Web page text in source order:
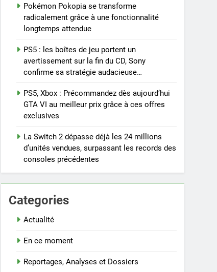
Pokémon Pokopia se transforme
radicalement grâce à une fonctionnalité
longtemps attendue
PS5 : les boîtes de jeu portent un
avertissement sur la fin du CD, Sony
confirme sa stratégie audacieuse…
PS5, Xbox : Précommandez dès aujourd’hui
GTA VI au meilleur prix grâce à ces offres
exclusives
La Switch 2 dépasse déjà les 24 millions
d’unités vendues, surpassant les records des
consoles précédentes
Categories
Actualité
En ce moment
Reportages, Analyses et Dossiers